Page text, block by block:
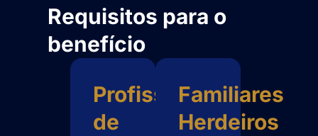
Requisitos para o
benefício
Profissionais
de
Familiares
Herdeiros